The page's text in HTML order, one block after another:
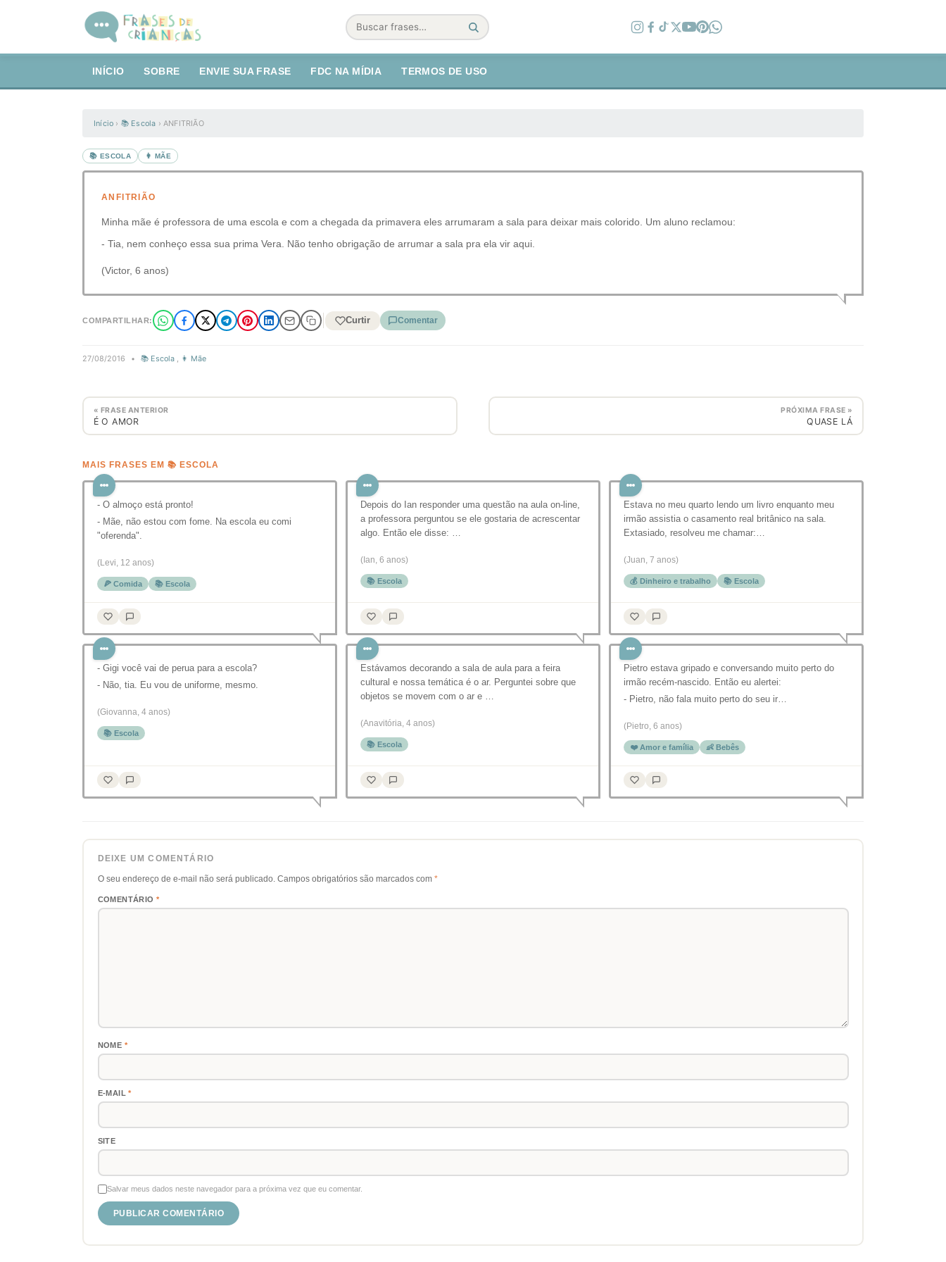
Buscar
INÍCIO SOBRE ENVIE SUA FRASE FDC NA MÍDIA TERMOS DE USO
Início › 📚 Escola ›ANFITRIÃO
📚 ESCOLA 👩 MÃE
ANFITRIÃO
Minha mãe é professora de uma escola e com a chegada da primavera eles arrumaram a sala para deixar mais colorido. Um aluno reclamou:
- Tia, nem conheço essa sua prima Vera. Não tenho obrigação de arrumar a sala pra ela vir aqui.
(Victor, 6 anos)
COMPARTILHAR: Curtir Comentar
27/08/2016 • 📚 Escola , 👩 Mãe
« FRASE ANTERIOR
É O AMOR
PRÓXIMA FRASE »
QUASE LÁ
MAIS FRASES EM 📚 ESCOLA
- O almoço está pronto!
- Mãe, não estou com fome. Na escola eu comi
"oferenda".
(Levi, 12 anos)
🍕 Comida 📚 Escola
Depois do Ian responder uma questão na aula on-line,
a professora perguntou se ele gostaria de acrescentar
algo. Então ele disse: …
(Ian, 6 anos)
📚 Escola
Estava no meu quarto lendo um livro enquanto meu
irmão assistia o casamento real britânico na sala.
Extasiado, resolveu me chamar:…
(Juan, 7 anos)
💰 Dinheiro e trabalho 📚 Escola
- Gigi você vai de perua para a escola?
- Não, tia. Eu vou de uniforme, mesmo.
(Giovanna, 4 anos)
📚 Escola
Estávamos decorando a sala de aula para a feira
cultural e nossa temática é o ar. Perguntei sobre que
objetos se movem com o ar e …
(Anavitória, 4 anos)
📚 Escola
Pietro estava gripado e conversando muito perto do
irmão recém-nascido. Então eu alertei:
- Pietro, não fala muito perto do seu ir…
(Pietro, 6 anos)
❤️ Amor e família 👶 Bebês
DEIXE UM COMENTÁRIO
O seu endereço de e-mail não será publicado. Campos obrigatórios são marcados com *
COMENTÁRIO *
NOME *
E-MAIL*
SITE
Salvar meus dados neste navegador para a próxima vez que eu comentar.